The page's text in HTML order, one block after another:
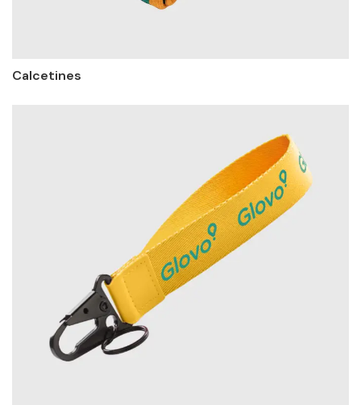
Calcetines